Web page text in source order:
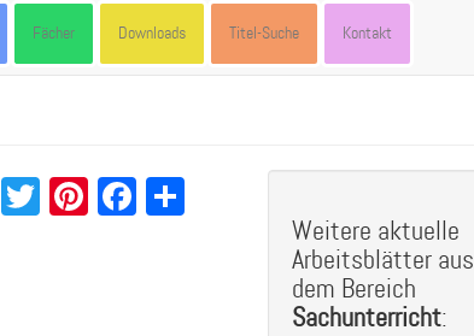
Fächer Downloads Titel-Suche Kontakt
WhatsApp
Twitter
Pinterest
Facebook
Share
Weitere aktuelle
Arbeitsblätter aus
dem Bereich
Sachunterricht: